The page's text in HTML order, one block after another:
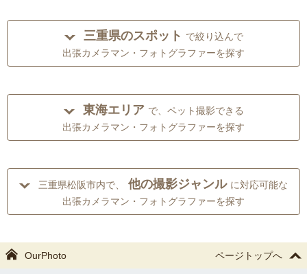
三重県のスポット で絞り込んで
出張カメラマン・フォトグラファーを探す
東海エリア で、ペット撮影できる
出張カメラマン・フォトグラファーを探す
三重県松阪市内で、 他の撮影ジャンル に対応可能な
出張カメラマン・フォトグラファーを探す
OurPhoto ページトップへ